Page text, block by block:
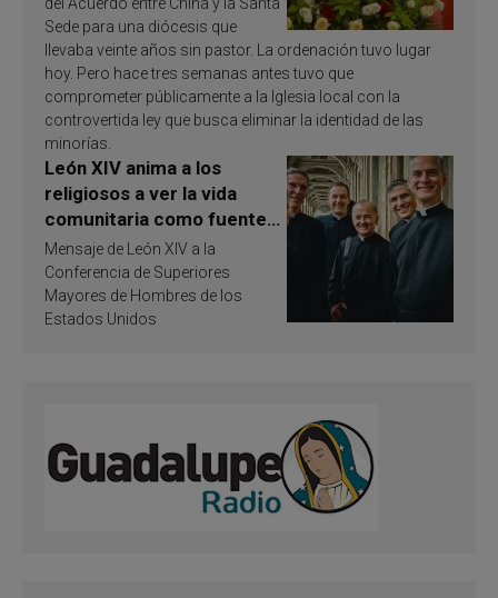
Sede para una diócesis que
llevaba veinte años sin pastor. La ordenación tuvo lugar
hoy. Pero hace tres semanas antes tuvo que
comprometer públicamente a la Iglesia local con la
controvertida ley que busca eliminar la identidad de las
minorías.
León XIV anima a los
religiosos a ver la vida
comunitaria como fuente
de inspiración y
santificación
Mensaje de León XIV a la
Conferencia de Superiores
Mayores de Hombres de los
Estados Unidos